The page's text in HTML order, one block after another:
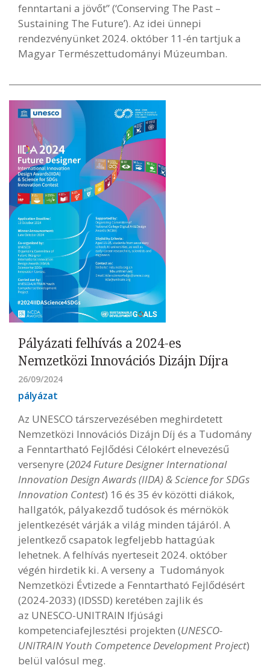
fenntartani a jövőt” (‘Conserving The Past –
Sustaining The Future’). Az idei ünnepi
rendezvényünket 2024. október 11-én tartjuk a
Magyar Természettudományi Múzeumban.
Pályázati felhívás a 2024-es
Nemzetközi Innovációs Dizájn Díjra
26/09/2024
pályázat
Az UNESCO társzervezésében meghirdetett
Nemzetközi Innovációs Dizájn Díj és a Tudomány
a Fenntartható Fejlődési Célokért elnevezésű
versenyre (2024 Future Designer International
Innovation Design Awards (IIDA) & Science for SDGs
Innovation Contest) 16 és 35 év közötti diákok,
hallgatók, pályakezdő tudósok és mérnökök
jelentkezését várják a világ minden tájáról. A
jelentkező csapatok legfeljebb hattagúak
lehetnek. A felhívás nyerteseit 2024. október
végén hirdetik ki. A verseny a Tudományok
Nemzetközi Évtizede a Fenntartható Fejlődésért
(2024-2033) (IDSSD) keretében zajlik és
az UNESCO-UNITRAIN Ifjúsági
kompetenciafejlesztési projekten (UNESCO-
UNITRAIN Youth Competence Development Project)
belül valósul meg.